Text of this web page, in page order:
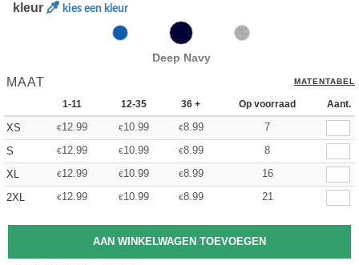
kleur kies een kleur
Deep Navy
MAAT MATENTABEL
1-11 12-35 36 + Op voorraad Aant.
XS €12.99 €10.99 €8.99
7
S
€12.99 €10.99 €8.99
8
XL
€12.99 €10.99 €8.99
16
2XL
€12.99 €10.99 €8.99 21